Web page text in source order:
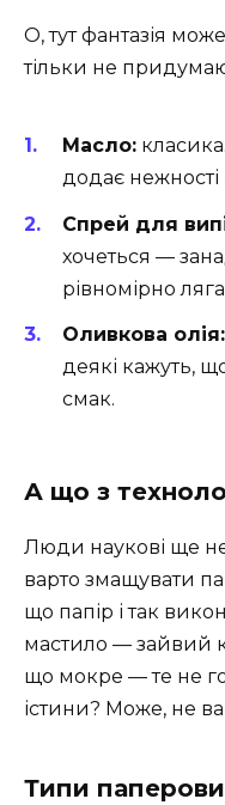
О, тут фантазія
тільки не
Масло:
додає нежності
Спрей для
хочеться —
рівномірно
Оливкова олія:
деякі кажуть,
смак.
А що з
Люди наукові ще
варто змащувати
що папір і так
мастило — зайвий
що мокре — те не
істини? Може, не
Типи